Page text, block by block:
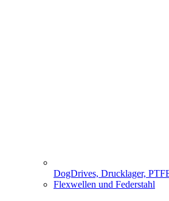
DogDrives, Drucklager,
Flexwellen und Federstahl